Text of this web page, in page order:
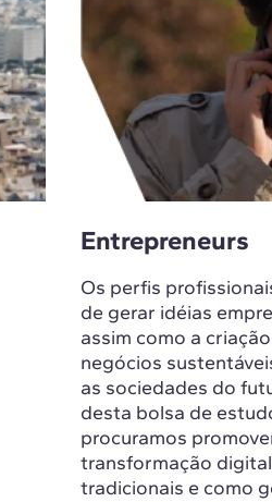
Entrepreneurs
Os perfis
de gerar idéias
assim como a
negócios
as sociedades do
desta bolsa de
procuramos
transformação
tradicionais e como